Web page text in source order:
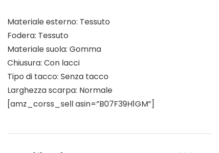
Materiale esterno: Tessuto
Fodera: Tessuto
Materiale suola: Gomma
Chiusura: Con lacci
Tipo di tacco: Senza tacco
Larghezza scarpa: Normale
[amz_corss_sell asin=”B07F39H1GM”]